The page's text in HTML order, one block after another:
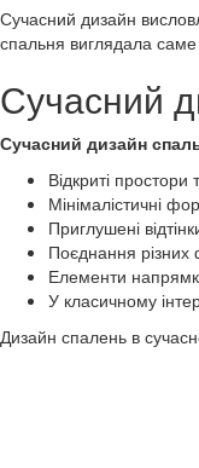
Сучасний дизайн
спальня виглядала саме
Сучасний
Сучасний дизайн
Відкриті
Мінімалістичні
Приглушені
Поєднання різних
Елементи
У класичному
Дизайн спалень в